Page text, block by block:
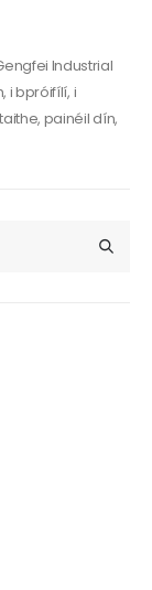
Industrial
i bpróifílí, i
painéil dín,